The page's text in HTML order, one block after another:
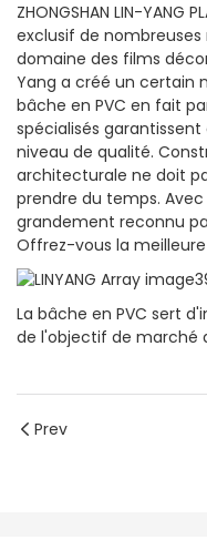
ZHONGSHAN LIN-YANG
exclusif de
domaine des films
Yang a créé un certain
bâche en PVC en fait
spécialisés
niveau de qualité.
architecturale ne doit
prendre du temps.
grandement reconnu
Offrez-vous la
La bâche en PVC sert
de l'objectif de marché
Prev